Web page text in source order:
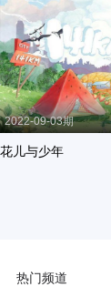
2022-09-03期
花儿与少年
热门频道